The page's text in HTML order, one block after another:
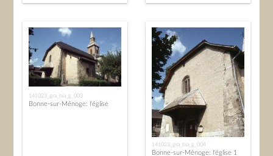
141023_gra_bia_g_003
Bonne-sur-Ménoge: l'église
141023_gra_bia_g_004
Bonne-sur-Ménoge: l'église 1